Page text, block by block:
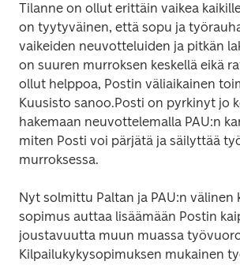
Tilanne on ollut erittäin vaikea
on tyytyväinen, että sopu ja
vaikeiden neuvotteluiden ja pitkän
on suuren murroksen keskellä eikä
ollut helppoa, Postin väliaikainen
Kuusisto sanoo.Posti on pyrkinyt jo
hakemaan neuvottelemalla PAU:n
miten Posti voi pärjätä ja säilyttää
murroksessa.
Nyt solmittu Paltan ja PAU:n välinen
sopimus auttaa lisäämään Postin
joustavuutta muun muassa
Kilpailukykysopimuksen mukainen